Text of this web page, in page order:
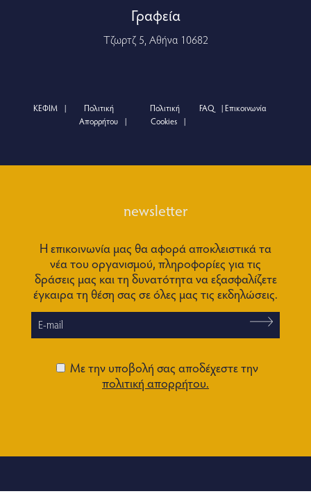
Γραφεία
Τζωρτζ 5, Αθήνα 10682
ΚΕΦΙΜ
Πολιτική
Απορρήτου
Πολιτική
Cookies
FAQ Επικοινωνία
newsletter
Η επικοινωνία μας θα αφορά αποκλειστικά τα
νέα του οργανισμού, πληροφορίες για τις
δράσεις μας και τη δυνατότητα να εξασφαλίζετε
έγκαιρα τη θέση σας σε όλες μας τις εκδηλώσεις.
Με την υποβολή σας αποδέχεστε την
πολιτική απορρήτου.